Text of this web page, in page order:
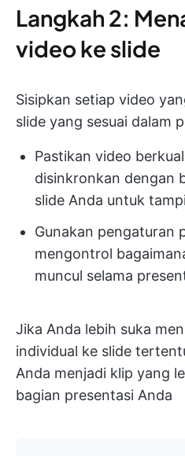
Langkah 2:
video ke slide
Sisipkan setiap video
slide yang sesuai dalam
Pastikan video
disinkronkan dengan
slide Anda untuk
Gunakan pengaturan
mengontrol
muncul selama
Jika Anda lebih suka
individual ke slide
Anda menjadi klip yang
bagian presentasi Anda